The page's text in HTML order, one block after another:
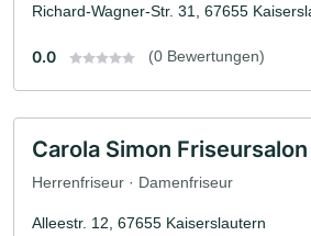
Richard-Wagner-Str. 31, 67655
0.0 (0 Bewertungen)
Carola Simon Friseursalon
Herrenfriseur · Damenfriseur
Alleestr. 12, 67655 Kaiserslautern